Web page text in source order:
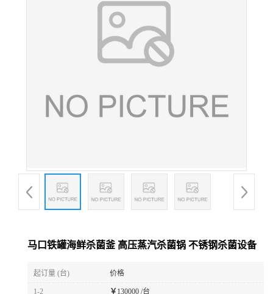
马口铁罐海鲜杀菌釜 高压蒸汽杀菌锅 不锈钢杀菌设备
起订量 (台) 价格
1-2 ￥ 130000 /台